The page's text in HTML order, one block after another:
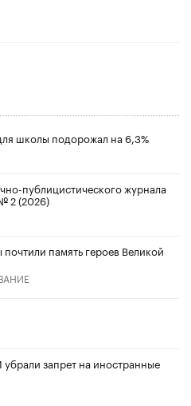
школы подорожал на 6,3%
публицистического журнала
2 (2026)
память героев Великой
запрет на иностранные